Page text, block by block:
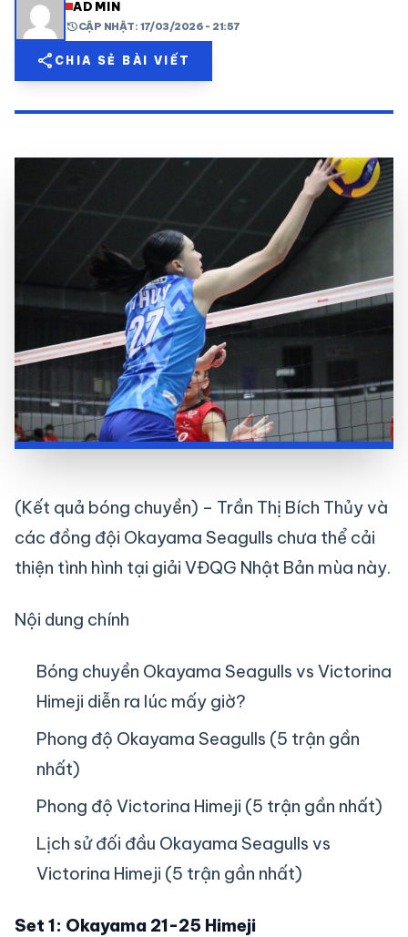
share mail
ADMIN
historyCẬP NHẬT: 17/03/2026 - 21:57
share CHIA SẺ BÀI VIẾT
(Kết quả bóng chuyền) – Trần Thị Bích Thủy và
các đồng đội Okayama Seagulls chưa thể cải
thiện tình hình tại giải VĐQG Nhật Bản mùa này.
Nội dung chính
Bóng chuyền Okayama Seagulls vs Victorina
Himeji diễn ra lúc mấy giờ?
Phong độ Okayama Seagulls (5 trận gần
nhất)
Phong độ Victorina Himeji (5 trận gần nhất)
Lịch sử đối đầu Okayama Seagulls vs
Victorina Himeji (5 trận gần nhất)
Set 1: Okayama 21-25 Himeji